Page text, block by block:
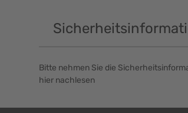
Bitte nehmen Sie die
hier nachlesen